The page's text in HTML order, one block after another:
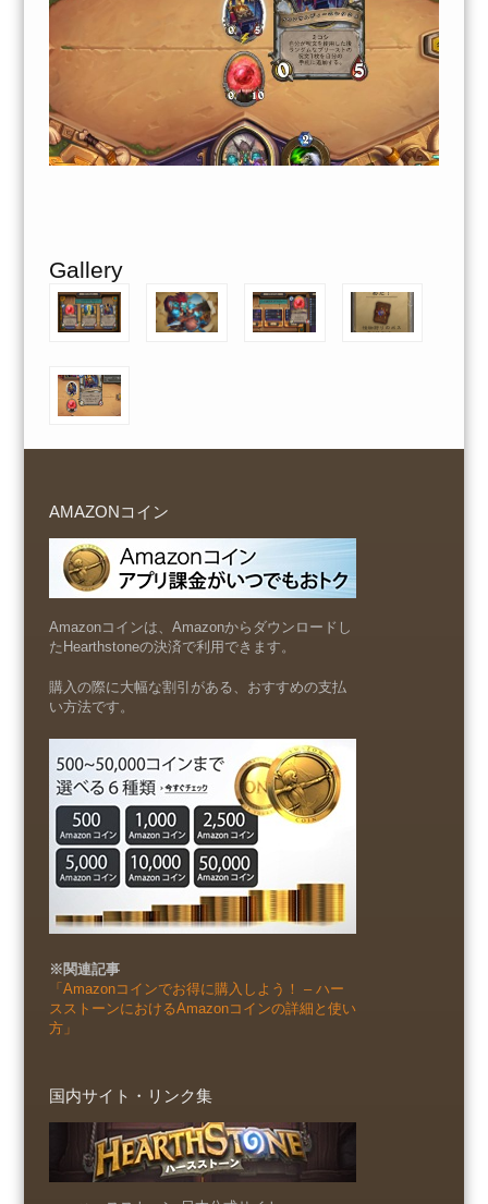
Gallery
AMAZONコイン
Amazonコインは、Amazonからダウンロードし
たHearthstoneの決済で利用できます。
購入の際に大幅な割引がある、おすすめの支払
い方法です。
※関連記事
「Amazonコインでお得に購入しよう！ – ハー
スストーンにおけるAmazonコインの詳細と使い
方」
国内サイト・リンク集